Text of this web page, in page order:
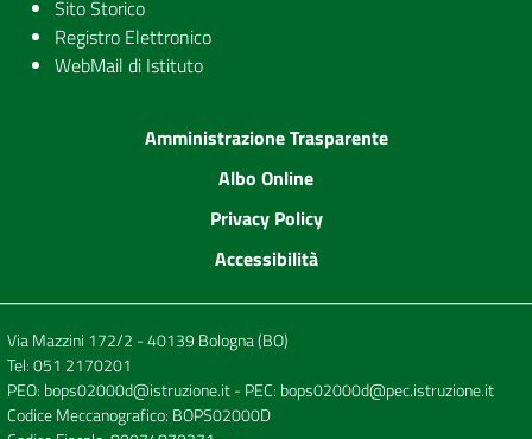
Sito Storico
Registro Elettronico
WebMail di Istituto
Amministrazione Trasparente
Albo Online
Privacy Policy
Accessibilità
Via Mazzini 172/2 - 40139 Bologna (BO)
Tel:051 2170201
PEO: bops02000d@istruzione.it- PEC: bops02000d@pec.istruzione.it
Codice Meccanografico: BOPS02000D